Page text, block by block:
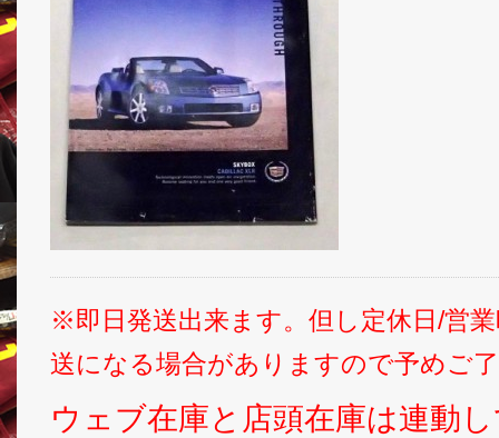
※即日発送出来ます。但し定休日/営
送になる場合がありますので予めご
ウェブ在庫と店頭在庫は連動